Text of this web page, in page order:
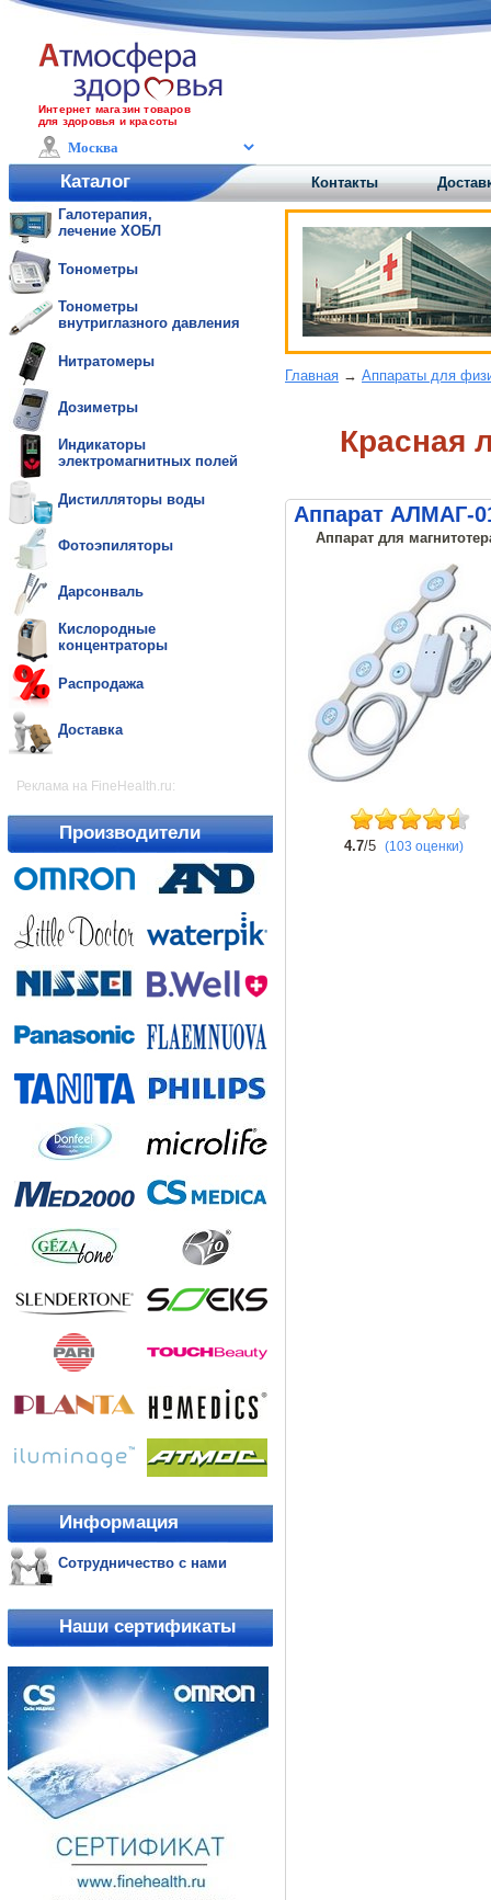
Интернет магазин товаров
для здоровья и красоты
Каталог Контакты
Галотерапия,
лечение ХОБЛ
Тонометры
Тонометры
внутриглазного давления
Нитратомеры
Дозиметры
Индикаторы
электромагнитных полей
Дистилляторы воды
Фотоэпиляторы
Дарсонваль
Кислородные
концентраторы
Распродажа
Доставка
Реклама на FineHealth.ru:
Производители
Информация
Сотрудничество с нами
Наши сертификаты
Главная → Аппараты для
Красная
Аппарат АЛМАГ-
Аппарат для
4.7/5 (103 оценки)